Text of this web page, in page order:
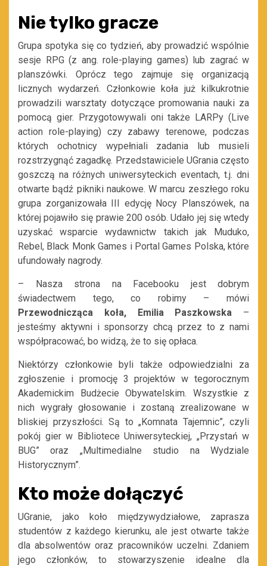
Nie tylko gracze
Grupa spotyka się co tydzień, aby prowadzić wspólnie
sesje RPG (z ang. role-playing games) lub zagrać w
planszówki. Oprócz tego zajmuje się organizacją
licznych wydarzeń. Członkowie koła już kilkukrotnie
prowadzili warsztaty dotyczące promowania nauki za
pomocą gier. Przygotowywali oni także LARPy (Live
action role-playing) czy zabawy terenowe, podczas
których ochotnicy wypełniali zadania lub musieli
rozstrzygnąć zagadkę. Przedstawiciele UGrania często
goszczą na różnych uniwersyteckich eventach, t.j. dni
otwarte bądź pikniki naukowe.W marcu zeszłego roku
grupa zorganizowała III edycję Nocy Planszówek, na
której pojawiło się prawie 200 osób. Udało jej się wtedy
uzyskać wsparcie wydawnictw takich jak Muduko,
Rebel, Black Monk Games i Portal Games Polska, które
ufundowały nagrody.
– Nasza strona na Facebooku jest dobrym
świadectwem tego, co robimy – mówi
Przewodnicząca koła, Emilia Paszkowska –
jesteśmy aktywni i sponsorzy chcą przez to z nami
współpracować, bo widzą, że to się opłaca.
Niektórzy członkowie byli także odpowiedzialni za
zgłoszenie i promocję 3 projektów w tegorocznym
Akademickim Budżecie Obywatelskim. Wszystkie z
nich wygrały głosowanie i zostaną zrealizowane w
bliskiej przyszłości. Są to „Komnata Tajemnic”, czyli
pokój gier w Bibliotece Uniwersyteckiej, „Przystań w
BUG” oraz „Multimedialne studio na Wydziale
Historycznym”.
Kto może dołączyć
UGranie, jako koło międzywydziałowe, zaprasza
studentów z każdego kierunku, ale jest otwarte także
dla absolwentów oraz pracowników uczelni. Zdaniem
jego członków, to stowarzyszenie idealne dla